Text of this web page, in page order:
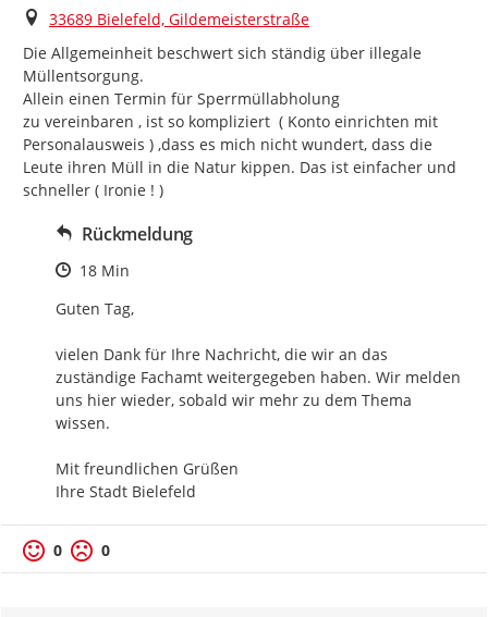
Ort
33689 Bielefeld, Gildemeisterstraße
Die Allgemeinheit beschwert sich ständig über illegale
Müllentsorgung.
Allein einen Termin für Sperrmüllabholung
zu vereinbaren , ist so kompliziert  ( Konto einrichten mit
Personalausweis ) ,dass es mich nicht wundert, dass die
Leute ihren Müll in die Natur kippen. Das ist einfacher und
schneller ( Ironie ! )
Rückmeldung
Zeitpunkt des Erstellens
18 Min
Guten Tag,
vielen Dank für Ihre Nachricht, die wir an das
zuständige Fachamt weitergegeben haben. Wir melden
uns hier wieder, sobald wir mehr zu dem Thema
wissen.
Mit freundlichen Grüßen
Ihre Stadt Bielefeld
0 0